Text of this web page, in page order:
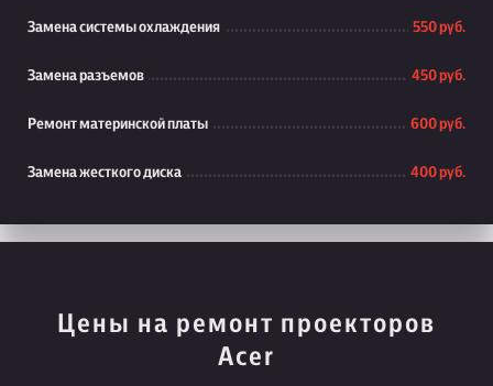
Замена системы охлаждения 550 руб.
Замена разъемов 450 руб.
Ремонт материнской платы 600 руб.
Замена жесткого диска 400 руб.
Цены на ремонт проекторов
Acer